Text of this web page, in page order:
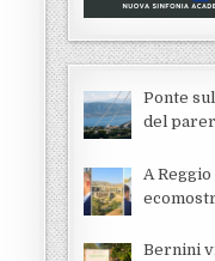
Ponte
del
A
Bernini